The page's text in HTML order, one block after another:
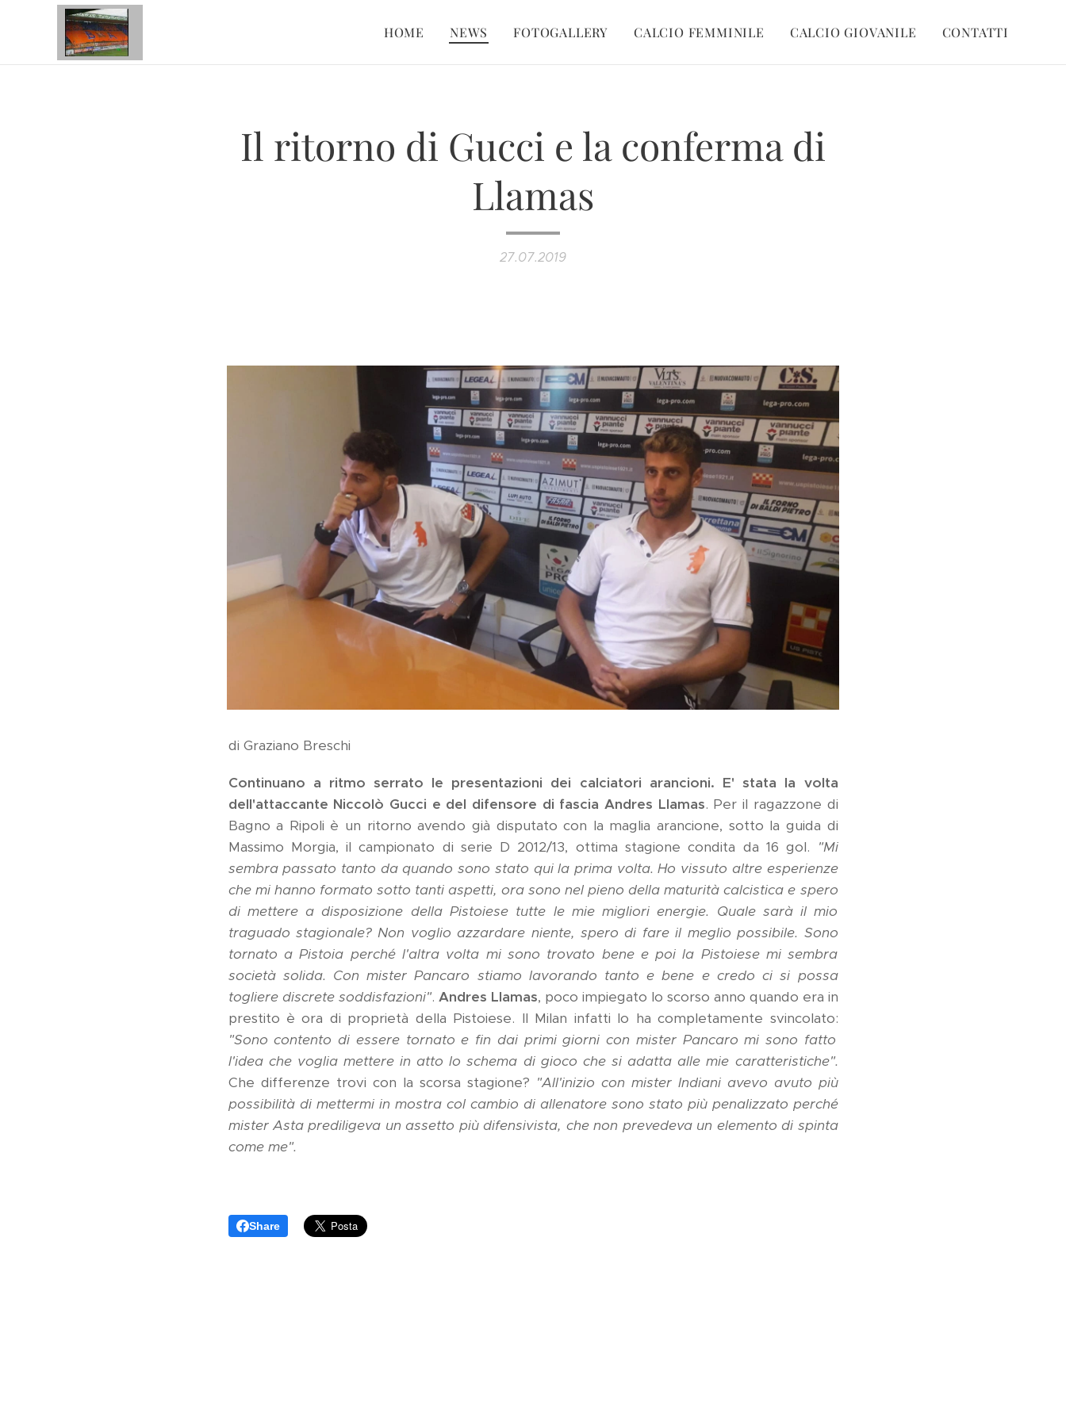
HOME NEWS FOTOGALLERY CALCIO FEMMINILE CALCIO GIOVANILE CONTATTI
Il ritorno di Gucci e la conferma di
Llamas
27.07.2019
di Graziano Breschi
Continuano a ritmo serrato le presentazioni dei calciatori arancioni. E' stata la volta
dell'attaccante Niccolò Gucci e del difensore di fascia Andres Llamas. Per il ragazzone di
Bagno a Ripoli è un ritorno avendo già disputato con la maglia arancione, sotto la guida di
Massimo Morgia, il campionato di serie D 2012/13, ottima stagione condita da 16 gol. "Mi
sembra passato tanto da quando sono stato qui la prima volta. Ho vissuto altre esperienze
che mi hanno formato sotto tanti aspetti, ora sono nel pieno della maturità calcistica e spero
di mettere a disposizione della Pistoiese tutte le mie migliori energie. Quale sarà il mio
traguado stagionale? Non voglio azzardare niente, spero di fare il meglio possibile. Sono
tornato a Pistoia perché l'altra volta mi sono trovato bene e poi la Pistoiese mi sembra
società solida. Con mister Pancaro stiamo lavorando tanto e bene e credo ci si possa
togliere discrete soddisfazioni". Andres Llamas, poco impiegato lo scorso anno quando era in
prestito è ora di proprietà della Pistoiese. Il Milan infatti lo ha completamente svincolato:
"Sono contento di essere tornato e fin dai primi giorni con mister Pancaro mi sono fatto
l'idea che voglia mettere in atto lo schema di gioco che si adatta alle mie caratteristiche".
Che differenze trovi con la scorsa stagione? "All'inizio con mister Indiani avevo avuto più
possibilità di mettermi in mostra col cambio di allenatore sono stato più penalizzato perché
mister Asta prediligeva un assetto più difensivista, che non prevedeva un elemento di spinta
come me".
Share